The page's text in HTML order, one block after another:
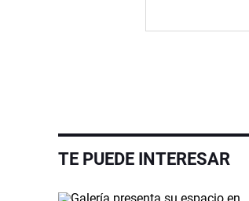
TE PUEDE INTERESAR